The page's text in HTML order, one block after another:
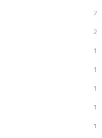
2
2
1
1
1
1
1